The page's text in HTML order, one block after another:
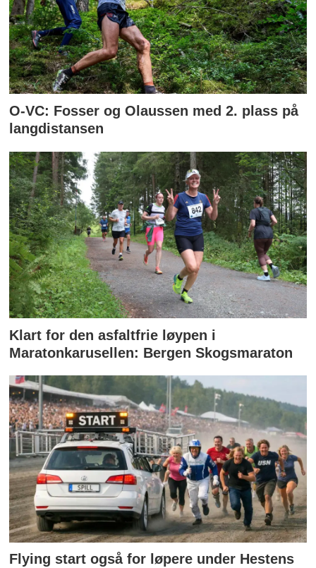
O-VC: Fosser og Olaussen med 2. plass på
langdistansen
Klart for den asfaltfrie løypen i
Maratonkarusellen: Bergen Skogsmaraton
Flying start også for løpere under Hestens